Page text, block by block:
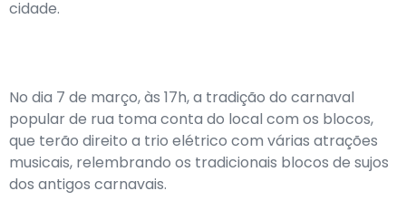
cidade.
No dia 7 de março, às 17h, a tradição do carnaval
popular de rua toma conta do local com os blocos,
que terão direito a trio elétrico com várias atrações
musicais, relembrando os tradicionais blocos de sujos
dos antigos carnavais.